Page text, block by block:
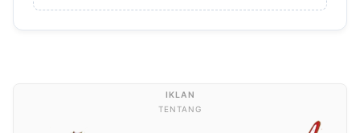
TENTANG